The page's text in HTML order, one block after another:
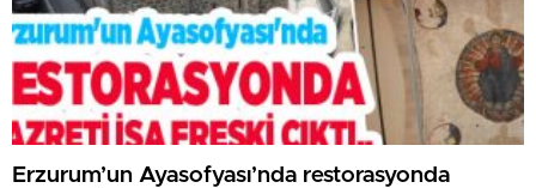
Erzurum’un Ayasofyası’nda restorasyonda